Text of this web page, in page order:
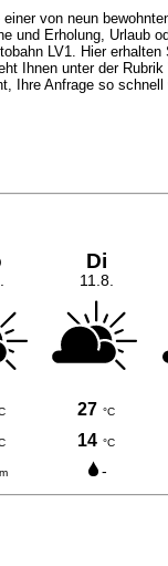
von neun
und Erholung, Urlaub
LV1. Hier
Ihnen unter der
Ihre Anfrage so